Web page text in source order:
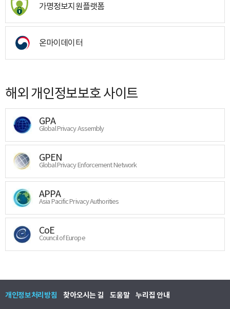
가명정보지원플랫폼
온마이데이터
해외 개인정보보호 사이트
GPA
Global Privacy Assembly
GPEN
Global Privacy Enforcement Network
APPA
Asia Pacific Privacy Authorities
CoE
Council of Europe
개인정보처리방침 찾아오시는 길 도움말 누리집 안내